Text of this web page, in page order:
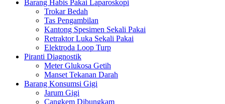
Barang Habis Pakai Laparoskopi
Trokar Bedah
Tas Pengambilan
Kantong Spesimen Sekali Pakai
Retraktor Luka Sekali Pakai
Elektroda Loop Turp
Piranti Diagnostik
Meter Glukosa Getih
Manset Tekanan Darah
Barang Konsumsi Gigi
Jarum Gigi
Cangkem Dibungkam